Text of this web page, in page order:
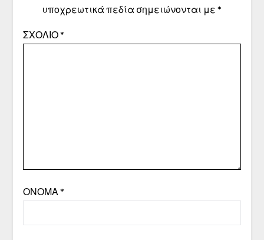
υποχρεωτικά πεδία σημειώνονται με *
ΣΧΌΛΙΟ*
ΌΝΟΜΑ *